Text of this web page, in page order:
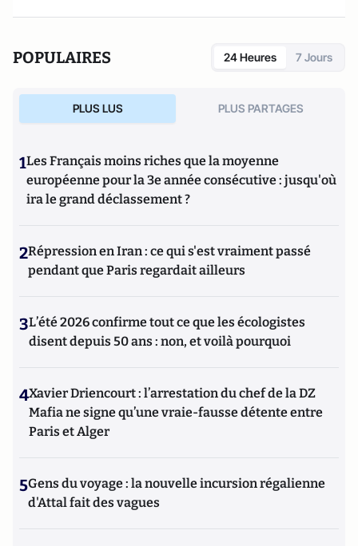
POPULAIRES 24 Heures 7 Jours
PLUS LUS PLUS PARTAGES
1Les Français moins riches que la moyenne
européenne pour la 3e année consécutive : jusqu'où
ira le grand déclassement ?
2Répression en Iran : ce qui s'est vraiment passé
pendant que Paris regardait ailleurs
3L’été 2026 confirme tout ce que les écologistes
disent depuis 50 ans : non, et voilà pourquoi
4Xavier Driencourt : l’arrestation du chef de la DZ
Mafia ne signe qu’une vraie-fausse détente entre
Paris et Alger
5Gens du voyage : la nouvelle incursion régalienne
d'Attal fait des vagues